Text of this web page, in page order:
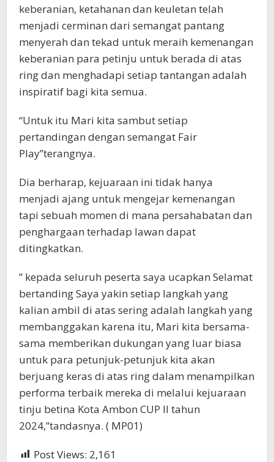
keberanian, ketahanan dan keuletan telah
menjadi cerminan dari semangat pantang
menyerah dan tekad untuk meraih kemenangan
keberanian para petinju untuk berada di atas
ring dan menghadapi setiap tantangan adalah
inspiratif bagi kita semua.
“Untuk itu Mari kita sambut setiap
pertandingan dengan semangat Fair
Play”terangnya.
Dia berharap, kejuaraan ini tidak hanya
menjadi ajang untuk mengejar kemenangan
tapi sebuah momen di mana persahabatan dan
penghargaan terhadap lawan dapat
ditingkatkan.
” kepada seluruh peserta saya ucapkan Selamat
bertanding Saya yakin setiap langkah yang
kalian ambil di atas sering adalah langkah yang
membanggakan karena itu, Mari kita bersama-
sama memberikan dukungan yang luar biasa
untuk para petunjuk-petunjuk kita akan
berjuang keras di atas ring dalam menampilkan
performa terbaik mereka di melalui kejuaraan
tinju betina Kota Ambon CUP II tahun
2024,”tandasnya. ( MP01)
Post Views: 2,161